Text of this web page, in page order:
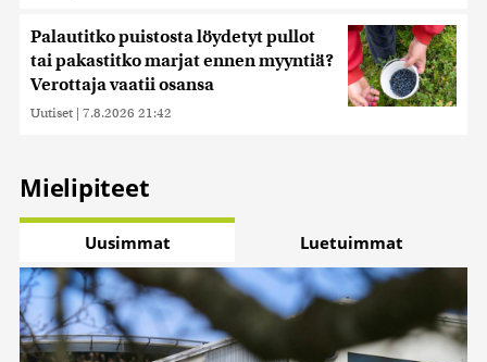
Palautitko puistosta löydetyt pullot
tai pakastitko marjat ennen myyntiä?
Verottaja vaatii osansa
Uutiset | 7.8.2026 21:42
Mielipiteet
Uusimmat Luetuimmat